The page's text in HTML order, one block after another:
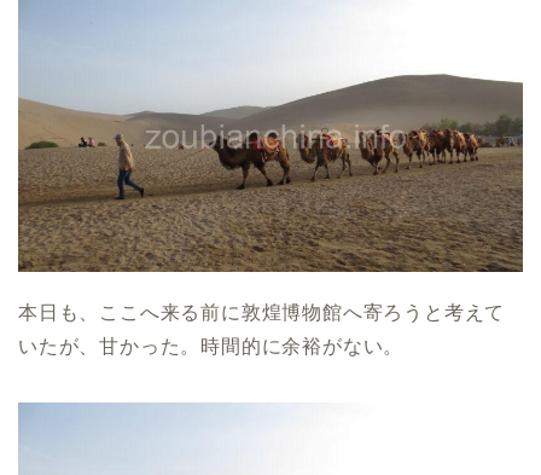
本日も、ここへ来る前に敦煌博物館へ寄ろうと考えて
いたが、甘かった。時間的に余裕がない。